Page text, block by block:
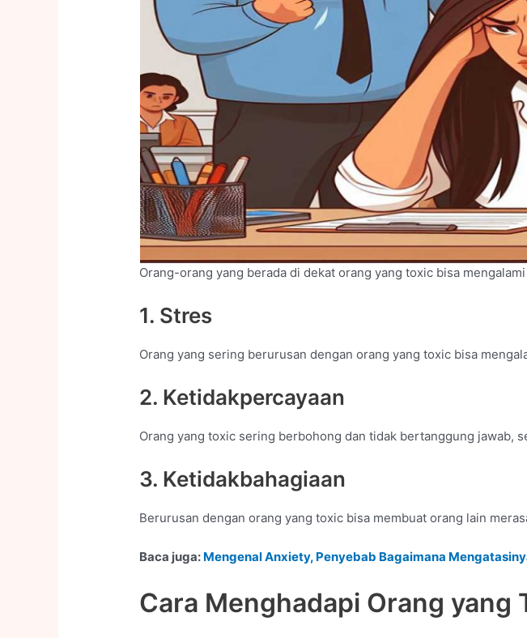
Orang-orang yang berada di dekat orang yang toxic bisa
1. Stres
Orang yang sering berurusan dengan orang yang toxic bisa
2. Ketidakpercayaan
Orang yang toxic sering berbohong dan tidak bertanggung jawab,
3. Ketidakbahagiaan
Berurusan dengan orang yang toxic bisa membuat orang lain
Baca juga: Mengenal Anxiety, Penyebab Bagaimana
Cara Menghadapi Orang yang